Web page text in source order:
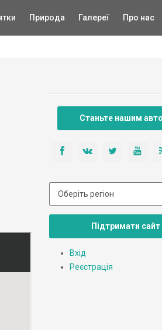
Природа Галереї Про нас
Станьте нашим
Підтримати сайт
Вхід
Реєстрація